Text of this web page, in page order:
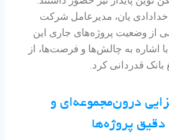
یان، مدیرعامل شرکت
از وضعیت پروژه‌های جاری این
اشاره به چالش‌ها و فرصت‌ها، از
قدردانی کرد.
درون‌مجموعه‌ای و
دقیق پروژه‌ها